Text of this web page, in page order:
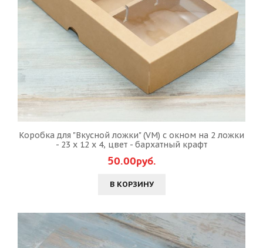
Коробка для "Вкусной ложки" (VM) с окном на 2 ложки
- 23 х 12 х 4, цвет - бархатный крафт
50.00руб.
В КОРЗИНУ